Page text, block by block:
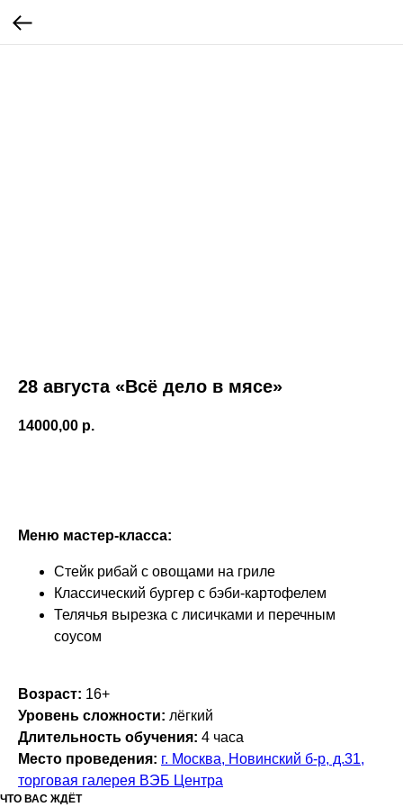
28 августа «Всё дело в мясе»
14000,00 р.
Меню мастер-класса:
Стейк рибай с овощами на гриле
Классический бургер с бэби-картофелем
Телячья вырезка с лисичками и перечным
соусом
Возраст: 16+
Уровень сложности: лёгкий
Длительность обучения: 4 часа
Место проведения: г. Москва, Новинский б-р, д.31,
торговая галерея ВЭБ Центра
ЧТО ВАС ЖДЁТ